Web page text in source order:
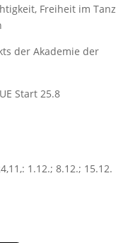
Freiheit im Tanz
der Akademie der
Start 25.8
1.12.; 8.12.; 15.12.